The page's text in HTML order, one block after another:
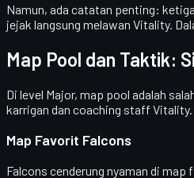
Namun, ada catatan penting:
jejak langsung melawan Vitality.
Map Pool dan Taktik:
Di level Major, map pool adalah
karrigan dan coaching staff Vitality.
Map Favorit Falcons
Falcons cenderung nyaman di map